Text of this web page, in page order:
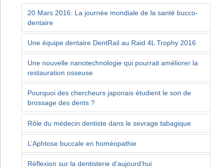
20 Mars 2016: La journée mondiale de la santé bucco-
dentaire
Une équipe dentaire DentRail au Raid 4L Trophy 2016
Une nouvelle nanotechnologie qui pourrait améliorer la
restauration osseuse
Pourquoi des chercheurs japonais étudient le son de
brossage des dents ?
Rôle du médecin dentiste dans le sevrage tabagique
L’Aphtose buccale en homéopathie
Réflexion sur la dentisterie d’aujourd’hui